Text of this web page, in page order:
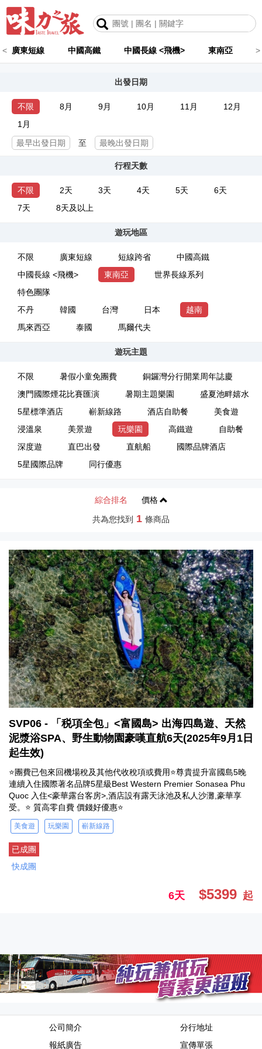
< 廣東短線 中國高鐵 中國長線 <飛機> 東南亞 >
出發日期
不限 8月 9月 10月 11月
12月
1月
至
行程天數
不限 2天 3天 4天 5天
6天
7天
8天及以上
遊玩地區
不限 廣東短線 短線跨省
中國高鐵
中國長線 <飛機>
東南亞
世界長線系列
特色團隊
不丹
韓國 台灣 日本
越南
馬來西亞
泰國 馬爾代夫
遊玩主題
不限 暑假小童免團費
銅鑼灣分行開業周年誌慶
澳門國際煙花比賽匯演
暑期主題樂園
盛夏池畔嬉水
5星標準酒店
嶄新線路 酒店自助餐
美食遊
浸溫泉
美景遊 玩樂園 高鐵遊
自助餐
深度遊
直巴出發 直航船
國際品牌酒店
5星國際品牌
同行優惠
綜合排名 價格
共為您找到 1 條商品
SVP06 - 「税項全包」<富國島> 出海四島遊、天然
泥漿浴SPA、野生動物園豪嘆直航6天(2025年9月1日
起生效)
⭐團費已包來回機場稅及其他代收稅項或費用⭐尊貴提升富國島5晚
連續入住國際著名品牌5星級Best Western Premier Sonasea Phu
Quoc 入住<豪華露台客房>,酒店設有露天泳池及私人沙灘,豪華享
受。⭐ 質高零自費 價錢好優惠⭐
美食遊 玩樂園 嶄新線路
已成團
快成團
6天 $5399 起
公司簡介
分行地址
報紙廣告
宣傳單張